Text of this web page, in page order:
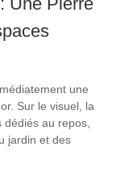
une
Sur le visuel, la
au repos,
jardin et des